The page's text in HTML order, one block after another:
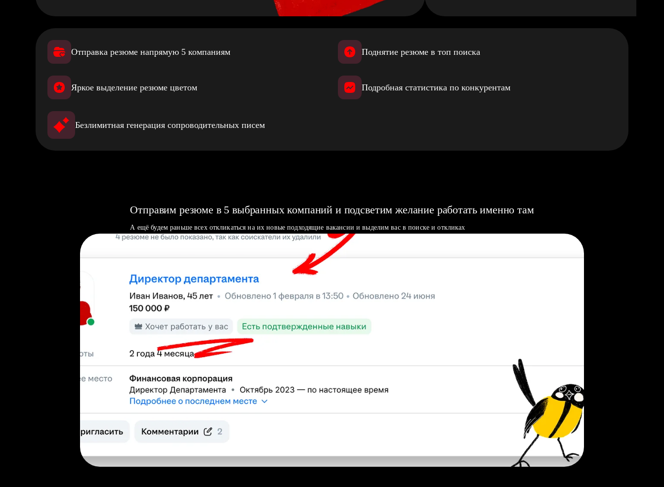
Отправка резюме напрямую 5 компаниям Поднятие резюме в топ поиска
Яркое выделение резюме цветом Подробная статистика по конкурентам
Безлимитная генерация сопроводительных писем
Отправим резюме в 5 выбранных компаний и подсветим желание работать именно там
А ещё будем раньше всех откликаться на их новые подходящие вакансии и выделим вас в поиске и откликах